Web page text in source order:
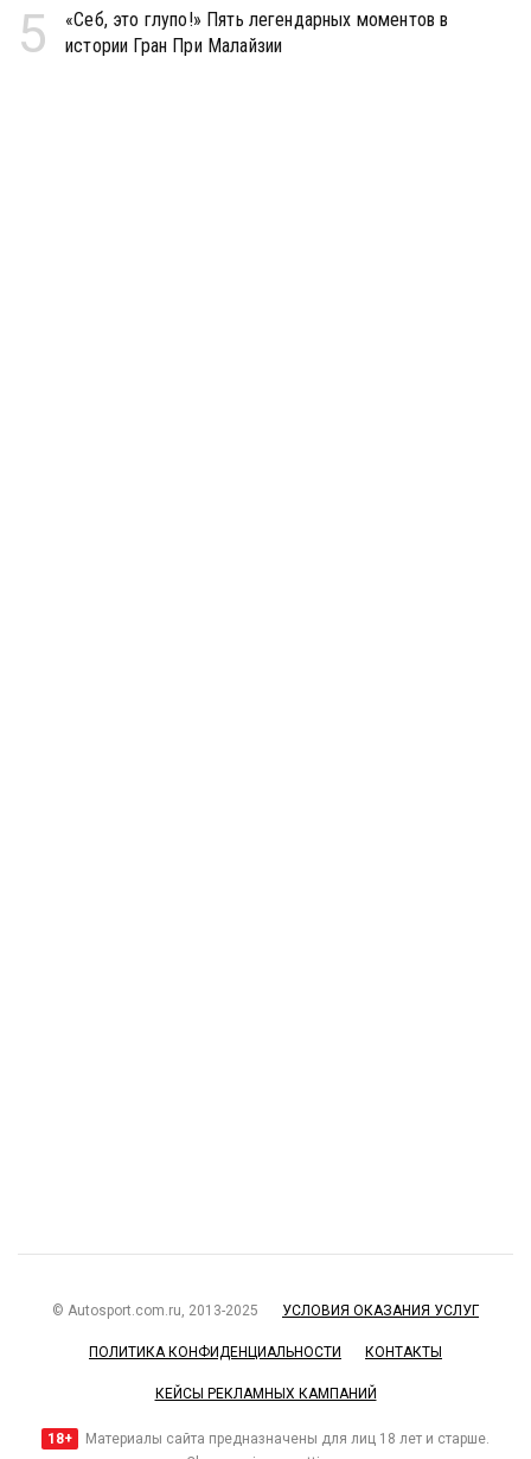
5
«Себ, это глупо!» Пять легендарных моментов в
истории Гран При Малайзии
© Autosport.com.ru, 2013-2025 УСЛОВИЯ ОКАЗАНИЯ УСЛУГ
ПОЛИТИКА КОНФИДЕНЦИАЛЬНОСТИ КОНТАКТЫ
КЕЙСЫ РЕКЛАМНЫХ КАМПАНИЙ
18+
Материалы сайта предназначены для лиц 18 лет и старше.